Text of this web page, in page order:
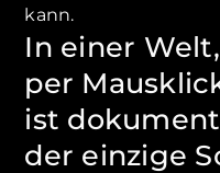
kann.
In einer
per
ist
der einzige